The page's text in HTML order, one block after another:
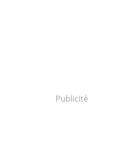
Publicité